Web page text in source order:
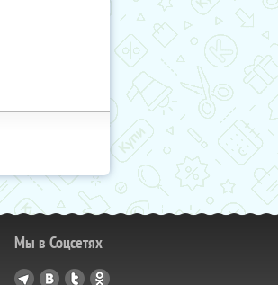
Мы в Соцсетях